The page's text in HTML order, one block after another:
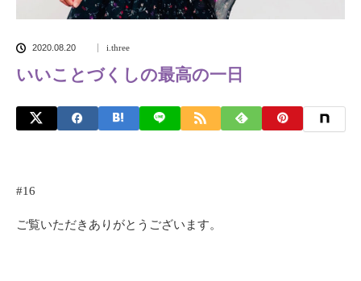
2020.08.20 i.three
いいことづくしの最高の一日
#16
ご覧いただきありがとうございます。